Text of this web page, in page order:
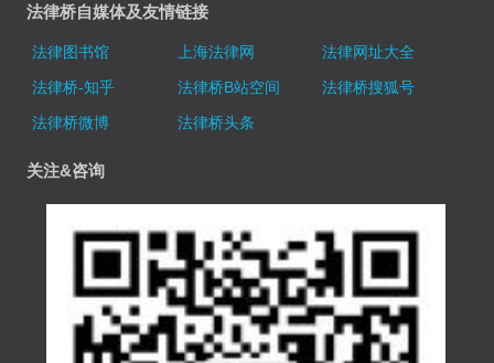
法律桥自媒体及友情链接
法律图书馆 上海法律网
法律网址大全
法律桥-知乎
法律桥B站空间
法律桥搜狐号
法律桥微博
法律桥头条
关注&咨询